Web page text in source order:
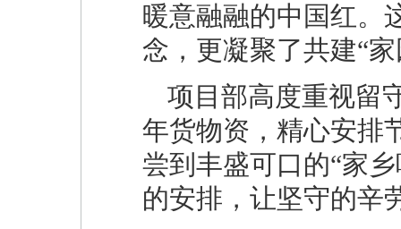
暖意融融的中国红。
念，更凝聚了共建“
项目部高度重视留
年货物资，精心安排
尝到丰盛可口的“家
的安排，让坚守的辛